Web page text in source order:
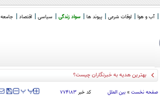
آب و هوا اوقات شرعی پیوند ها سواد زندگی سیاسی اقتصاد جامعه
باقر خرازی؛ چندا_
صفحه نخست » بین الملل کد خبر۷۷۴۱۸۳ ‍‍‍ پ پ